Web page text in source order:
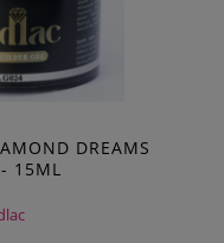
DREAMS
15ML